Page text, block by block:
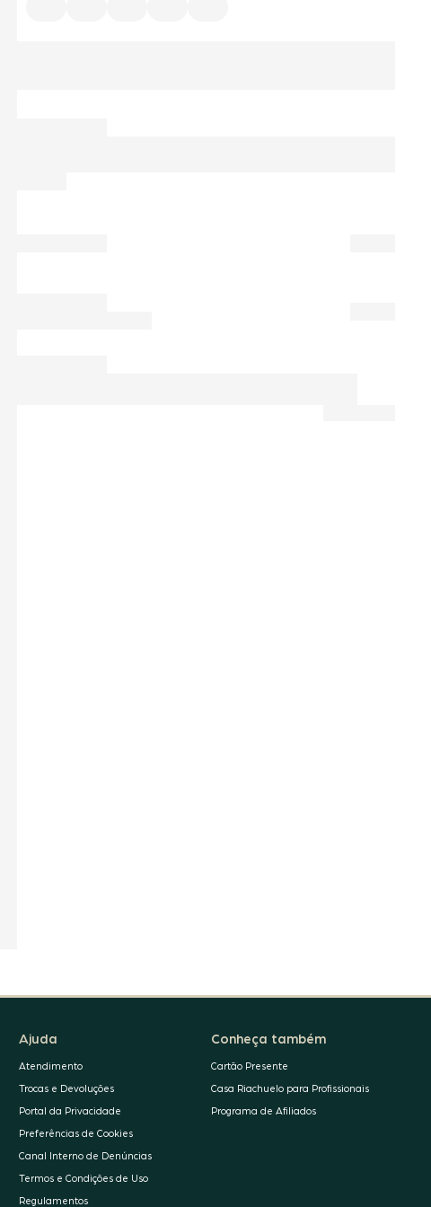
Ajuda
Atendimento
Trocas e Devoluções
Portal da Privacidade
Preferências de Cookies
Canal Interno de Denúncias
Termos e Condições de Uso
Regulamentos
Conheça também
Cartão Presente
Casa Riachuelo para Profissionais
Programa de Afiliados